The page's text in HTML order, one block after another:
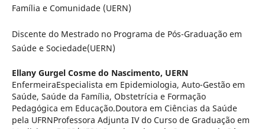
Família e Comunidade (UERN)
Discente do Mestrado no Programa de Pós-Graduação em
Saúde e Sociedade(UERN)
Ellany Gurgel Cosme do Nascimento, UERN
EnfermeiraEspecialista em Epidemiologia, Auto-Gestão em
Saúde, Saúde da Família, Obstetrícia e Formação
Pedagógica em Educação.Doutora em Ciências da Saúde
pela UFRNProfessora Adjunta IV do Curso de Graduação em